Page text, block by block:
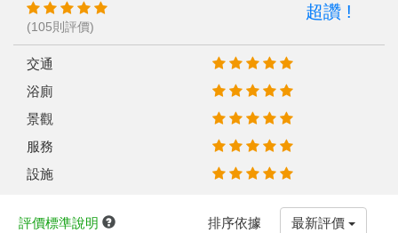
(105則評價)
超讚 !
交通
浴廁
景觀
服務
設施
評價標準說明 排序依據 最新評價